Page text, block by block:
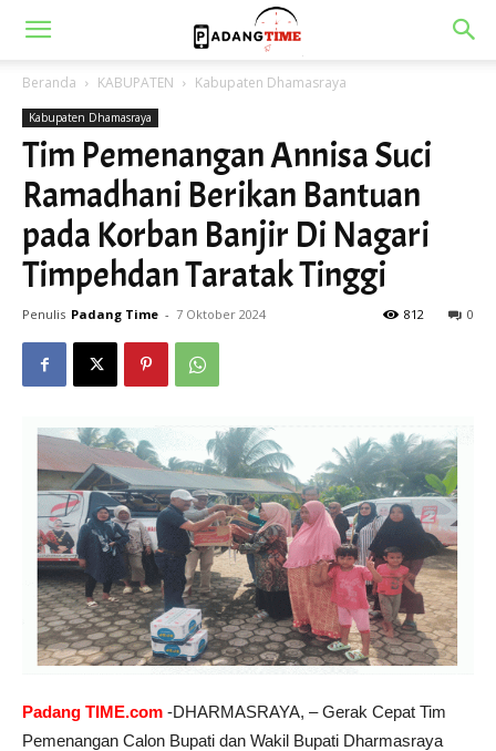
Beranda KABUPATEN Kabupaten Dhamasraya
Kabupaten Dhamasraya
Tim Pemenangan Annisa Suci
Ramadhani Berikan Bantuan
pada Korban Banjir Di Nagari
Timpehdan Taratak Tinggi
Penulis Padang Time - 7 Oktober 2024 0
812
Padang TIME.com -DHARMASRAYA, – Gerak Cepat Tim
Pemenangan Calon Bupati dan Wakil Bupati Dharmasraya